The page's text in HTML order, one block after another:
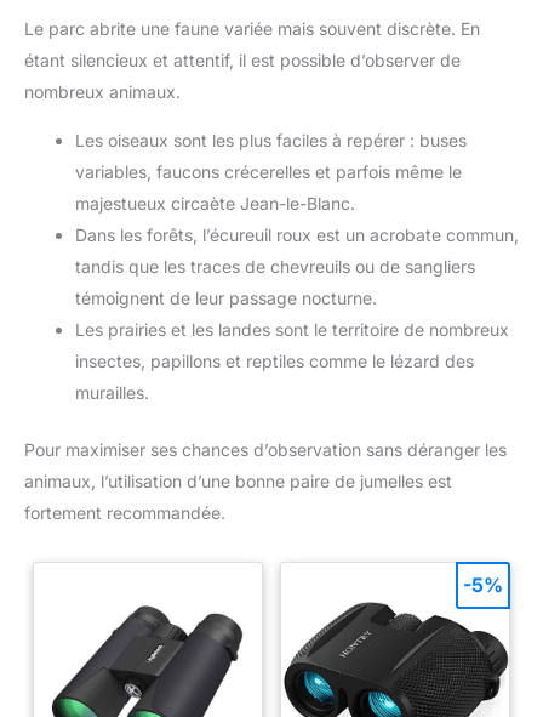
Le parc abrite une faune variée mais souvent discrète. En
étant silencieux et attentif, il est possible d’observer de
nombreux animaux.
Les oiseaux sont les plus faciles à repérer : buses
variables, faucons crécerelles et parfois même le
majestueux circaète Jean-le-Blanc.
Dans les forêts, l’écureuil roux est un acrobate commun,
tandis que les traces de chevreuils ou de sangliers
témoignent de leur passage nocturne.
Les prairies et les landes sont le territoire de nombreux
insectes, papillons et reptiles comme le lézard des
murailles.
Pour maximiser ses chances d’observation sans déranger les
animaux, l’utilisation d’une bonne paire de jumelles est
fortement recommandée.
-5%